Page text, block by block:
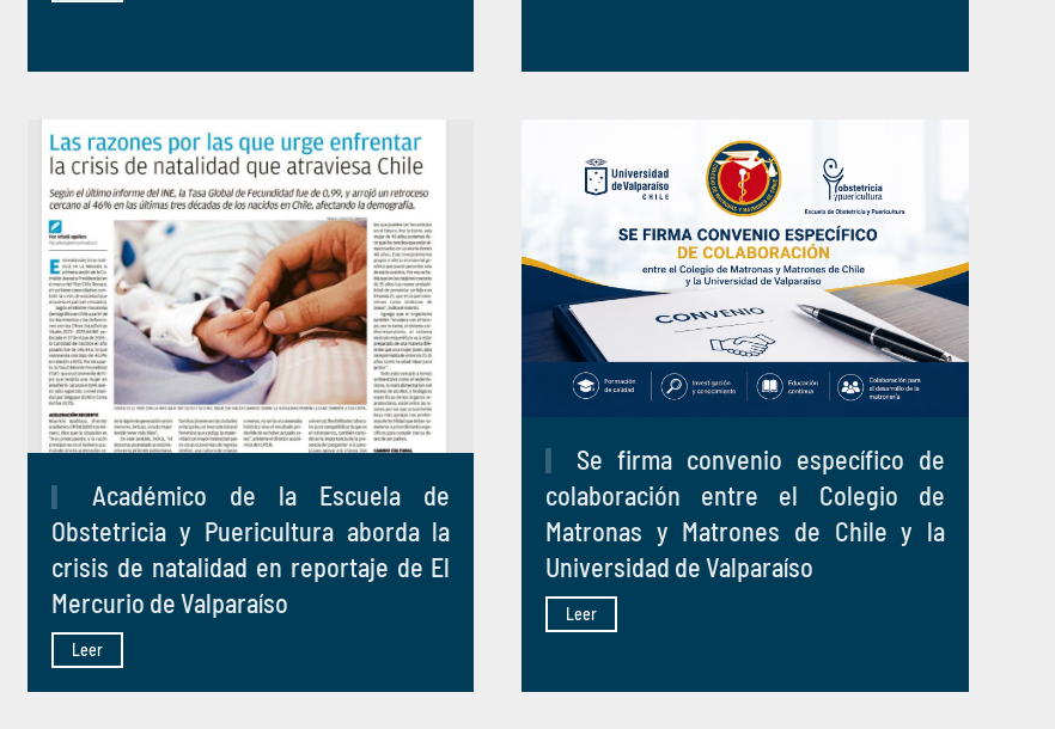
Académico de la Escuela de
Obstetricia y Puericultura aborda la
crisis de natalidad en reportaje de El
Mercurio de Valparaíso
Leer
Se firma convenio específico de
colaboración entre el Colegio de
Matronas y Matrones de Chile y la
Universidad de Valparaíso
Leer